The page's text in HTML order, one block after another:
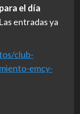
el día
entradas ya
club-
emcy-